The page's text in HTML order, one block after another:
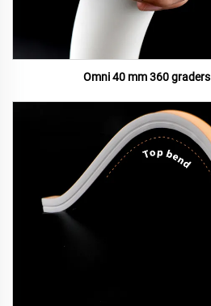
Omni 40 mm 360